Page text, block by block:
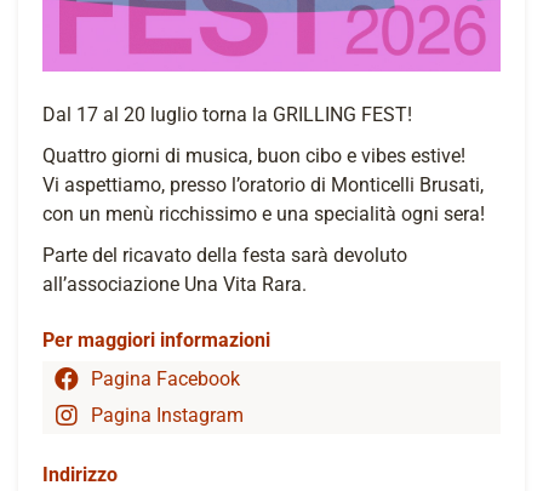
Dal 17 al 20 luglio torna la GRILLING FEST!
Quattro giorni di musica, buon cibo e vibes estive!
Vi aspettiamo, presso l’oratorio di Monticelli Brusati,
con un menù ricchissimo e una specialità ogni sera!
Parte del ricavato della festa sarà devoluto
all’associazione Una Vita Rara.
Per maggiori informazioni
Pagina Facebook
Pagina Instagram
Indirizzo